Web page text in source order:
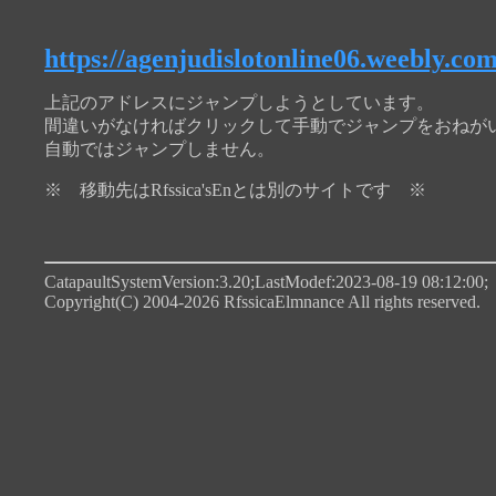
https://
上記のアドレスにジャンプしようとしています。
間違いがなければクリックして手動でジャンプをおねが
自動ではジャンプしません。
※ 移動先はRfssica'sEnとは別のサイトです ※
CatapaultSystemVersion:3.20;LastModef:2023-08-19 08:12:00;
Copyright(C) 2004-2026 RfssicaElmnance All rights reserved.